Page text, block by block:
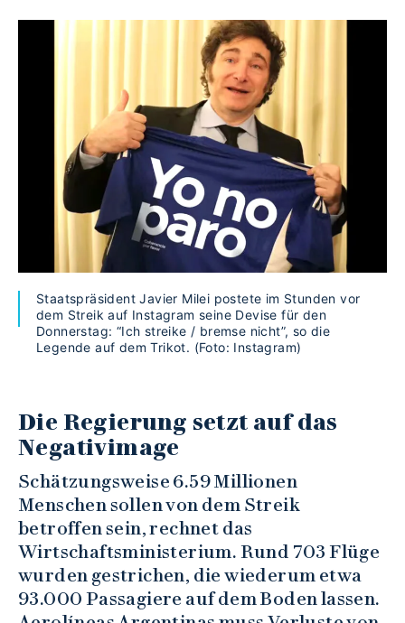
Staatspräsident Javier Milei postete im Stunden vor
dem Streik auf Instagram seine Devise für den
Donnerstag: “Ich streike / bremse nicht”, so die
Legende auf dem Trikot. (Foto: Instagram)
Die Regierung setzt auf das
Negativimage
Schätzungsweise 6.59 Millionen
Menschen sollen von dem Streik
betroffen sein, rechnet das
Wirtschaftsministerium. Rund 703 Flüge
wurden gestrichen, die wiederum etwa
93.000 Passagiere auf dem Boden lassen.